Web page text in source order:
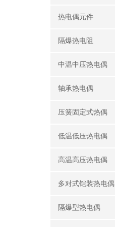
热电偶元件
隔爆热电阻
中温中压热电偶
轴承热电偶
压簧固定式热偶
低温低压热电偶
高温高压热电偶
多对式铠装热电偶
隔爆型热电偶